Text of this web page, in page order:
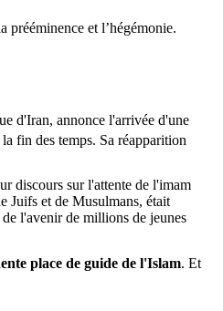
prééminence et l’hégémonie.
d'Iran, annonce l'arrivée d'une
fin des temps. Sa réapparition
discours sur l'attente de l'imam
Juifs et de Musulmans, était
l'avenir de millions de jeunes
place de guide de l'Islam. Et